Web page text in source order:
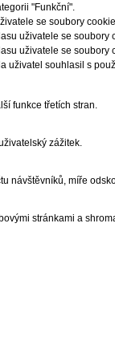
"Funkční".
se soubory
uživatele se soubory
uživatele se soubory
uživatel souhlasil s
funkce třetích stran.
zážitek.
návštěvníků, míře
stránkami a